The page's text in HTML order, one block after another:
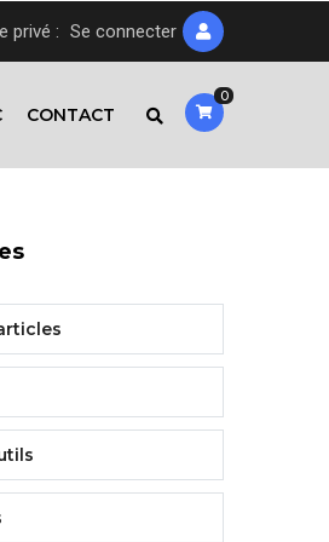
privé : Se connecter
CONTACT
0